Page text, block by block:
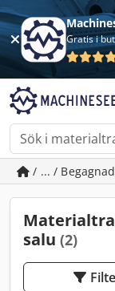
Gratis i
/ ... /
salu (2)